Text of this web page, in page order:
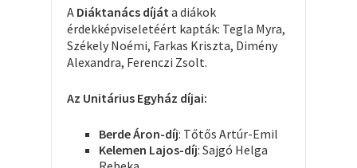
A Diáktanács díjáta diákok
érdekképviseletéért kapták: Tegla Myra,
Székely Noémi, Farkas Kriszta, Dimény
Alexandra, Ferenczi Zsolt.
Az Unitárius Egyház díjai:
Berde Áron-díj: Tőtős Artúr-Emil
Kelemen Lajos-díj: Sajgó Helga